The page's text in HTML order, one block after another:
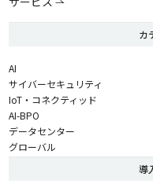
カ
AI
サイバーセキュリティ
IoT・コネクティッド
AI-BPO
データセンター
グローバル
導